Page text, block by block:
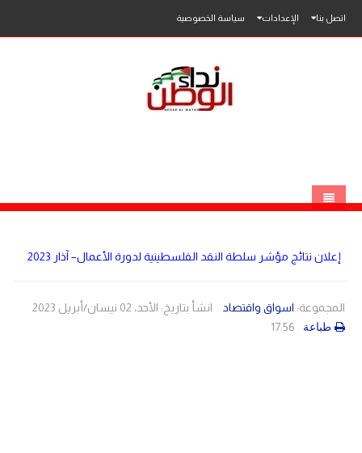
اتصل بنا الإعدادات سياسة الخصوصية
إعلان نتائج مؤشر سلطة النقد الفلسطينية لدورة الأعمال– آذار 2023
المجموعة: اسواق واقتصاد
انشأ بتاريخ: الأحد، 02 نيسان/أبريل 2023
17:56
طباعة
محلي
فلسطين
عربي